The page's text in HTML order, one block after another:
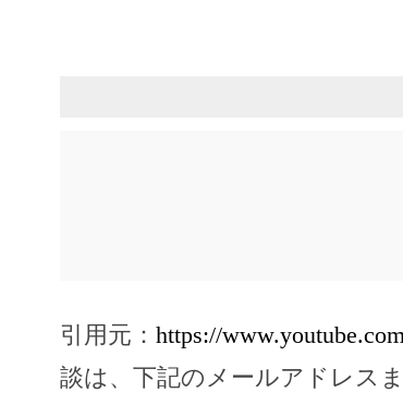
引用元： https://
談は、下記のメールアドレス